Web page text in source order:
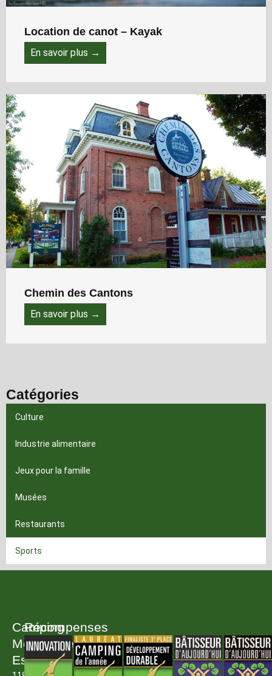
Location de canot – Kayak
En savoir plus →
Chemin des Cantons
En savoir plus →
Catégories
Culture
Industrie alimentaire
Jeux pour la famille
Musées
Restaurants
Sports
Camping
Melbourne
Estrie
Récompenses